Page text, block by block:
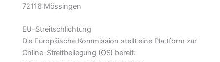
72116 Mössingen
EU-Streitschlichtung
Die Europäische Kommission stellt eine Plattform zur
Online-Streitbeilegung (OS) bereit: